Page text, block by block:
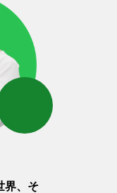
界、そ